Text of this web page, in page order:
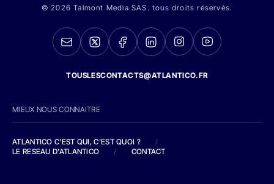
© 2026 Talmont Media SAS. tous droits réservés.
TOUSLESCONTACTS@ATLANTICO.FR
MIEUX NOUS CONNAITRE
ATLANTICO C'EST QUI, C'EST QUOI ?
/
LE RESEAU D'ATLANTICO
/ CONTACT